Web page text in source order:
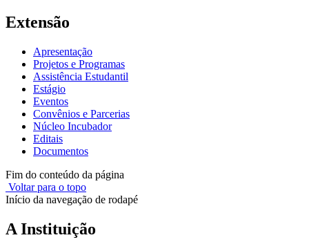
Extensão
Apresentação
Projetos e Programas
Assistência Estudantil
Estágio
Eventos
Convênios e Parcerias
Núcleo Incubador
Editais
Documentos
Fim do conteúdo da página
Voltar para o topo
Início da navegação de rodapé
A Instituição